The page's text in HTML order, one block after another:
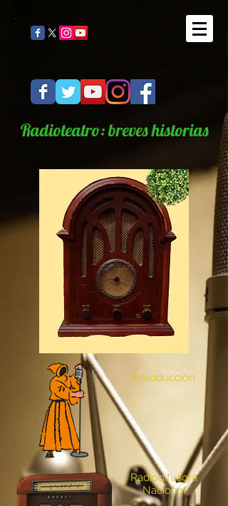
Radioteatro: breves historias
Introducción
Radiodifusora
Nacional